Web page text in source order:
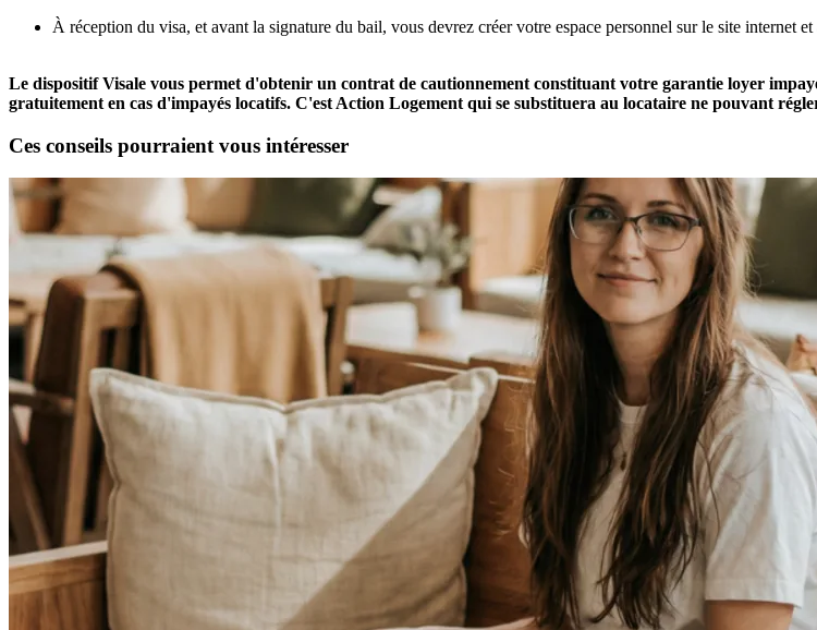
À réception du visa, et avant la signature du bail, vous devrez créer votre espace personnel sur le site internet
Le dispositif Visale vous permet d'obtenir un contrat de cautionnement constituant votre garantie loyer
gratuitement en cas d'impayés locatifs. C'est Action Logement qui se substituera au locataire ne pouvant
Ces conseils pourraient vous intéresser